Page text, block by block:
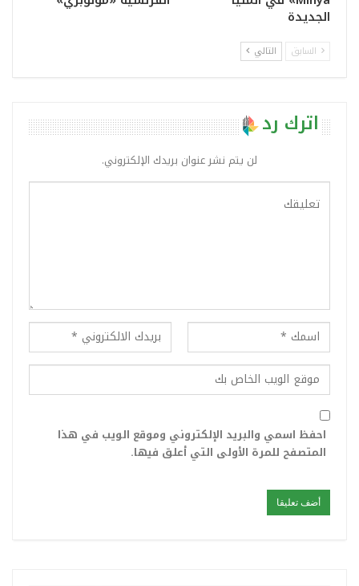
الجديدة
السابق التالي
اترك رد
لن يتم نشر عنوان بريدك الإلكتروني.
احفظ اسمي والبريد الإلكتروني وموقع الويب في هذا
المتصفح للمرة الأولى التي أعلق فيها.